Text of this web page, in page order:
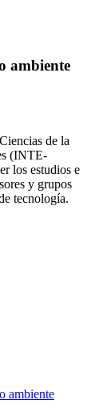
ambiente
de la
(INTE-
los estudios e
y grupos
tecnología.
ambiente